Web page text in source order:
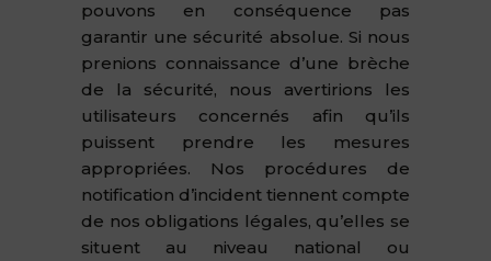
pouvons en conséquence pas
garantir une sécurité absolue. Si nous
prenions connaissance d’une brèche
de la sécurité, nous avertirions les
utilisateurs concernés afin qu’ils
puissent prendre les mesures
appropriées. Nos procédures de
notification d’incident tiennent compte
de nos obligations légales, qu’elles se
situent au niveau national ou